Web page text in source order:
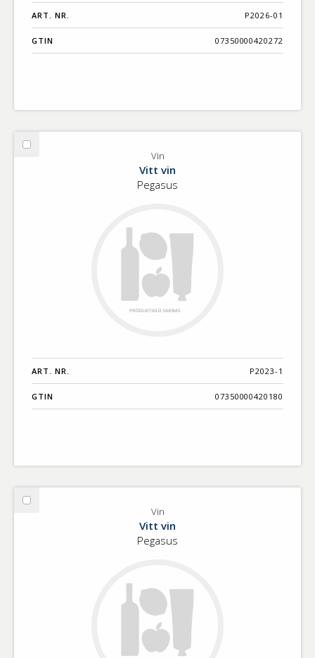
ART. NR. P2026-01
GTIN 07350000420272
Välj
Vin
Vitt vin
Pegasus
ART. NR. P2023-1
GTIN 07350000420180
Välj
Vin
Vitt vin
Pegasus